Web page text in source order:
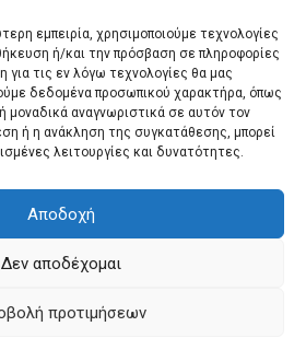
εμπειρία, χρησιμοποιούμε τεχνολογίες
ή/και την πρόσβαση σε πληροφορίες
τις εν λόγω τεχνολογίες θα μας
δεδομένα προσωπικού χαρακτήρα, όπως
μοναδικά αναγνωριστικά σε αυτόν τον
ή η ανάκληση της συγκατάθεσης, μπορεί
λειτουργίες και δυνατότητες.
Αποδοχή
Δεν αποδέχομαι
προτιμήσεων
ΠΟΛΙΤΙΣΜΟΣ
Οι πυρκαγιές στη Δυτική
Αττική έπληξαν και τον
Πολιτισμό – Αναβολή
«Λαμπέτεια»...